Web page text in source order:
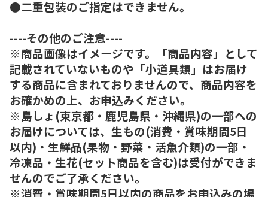
●二重包装のご指定はできません。
----その他のご注意----
※商品画像はイメージです。「商品内容」として
記載されていないものや「小道具類」はお届け
する商品に含まれておりませんので、商品内容を
お確かめの上、お申込みください。
※島しょ(東京都・鹿児島県・沖縄県)の一部への
お届けについては、生もの(消費・賞味期間5日
以内)・生鮮品(果物・野菜・活魚介類)の一部・
冷凍品・生花(セット商品を含む)は受付ができま
せんのでご了承ください。
※消費・賞味期間5日以内の商品をお申込みの場